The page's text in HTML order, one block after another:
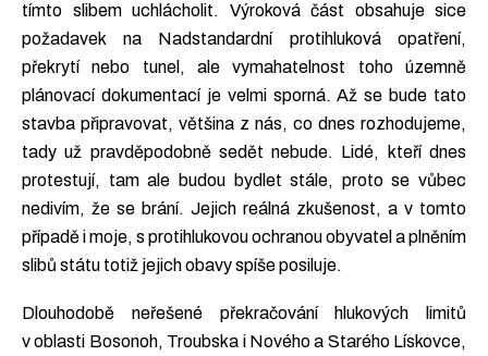
tímto slibem uchlácholit. Výroková část obsahuje sice
požadavek na Nadstandardní protihluková opatření,
překrytí nebo tunel, ale vymahatelnost toho územně
plánovací dokumentací je velmi sporná. Až se bude tato
stavba připravovat, většina z nás, co dnes rozhodujeme,
tady už pravděpodobně sedět nebude. Lidé, kteří dnes
protestují, tam ale budou bydlet stále, proto se vůbec
nedivím, že se brání. Jejich reálná zkušenost, a v tomto
případě i moje, s protihlukovou ochranou obyvatel a plněním
slibů státu totiž jejich obavy spíše posiluje.
Dlouhodobě neřešené překračování hlukových limitů
v oblasti Bosonoh, Troubska i Nového a Starého Lískovce,